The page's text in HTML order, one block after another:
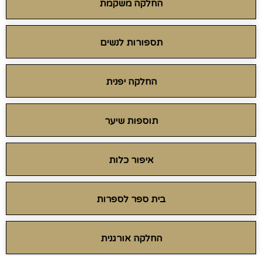
החלקה משקמת
תספורות לנשים
החלקה יפנית
תוספות שיער
איפור כלות
בית ספר לספרות
החלקה אורגנית